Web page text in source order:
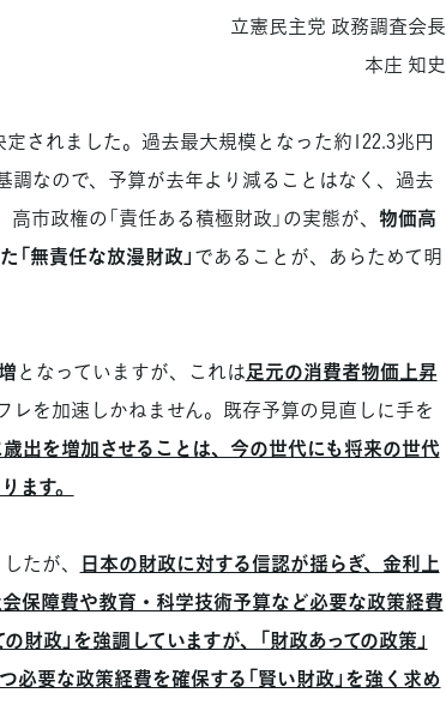
立憲民主党 政務調査会長
本庄 知史
されました。過去最大規模となった約122.3兆円
調なので、予算が去年より減ることはなく、過去
市政権の「責任ある積極財政」の実態が、 物価高
無責任な放漫財政」であることが、あらためて明
となっていますが、これは足元の消費者物価上昇
レを加速しかねません。既存予算の見直しに手を
出を増加させることは、今の世代にも将来の世代
ます。
たが、 日本の財政に対する信認が揺らぎ、金利上
保障費や教育・科学技術予算など必要な政策経費
財政」を強調していますが、「財政あっての政策」
要な政策経費を確保する「賢い財政」を強く求め